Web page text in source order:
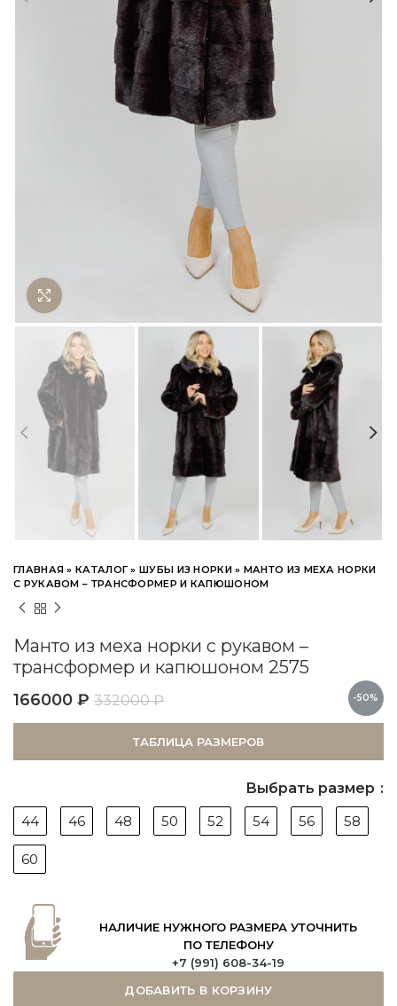
Нажмите чтобы увеличить
ГЛАВНАЯ »КАТАЛОГ »ШУБЫ ИЗ НОРКИ» МАНТО ИЗ МЕХА НОРКИ
С РУКАВОМ – ТРАНСФОРМЕР И КАПЮШОНОМ
Манто из меха норки с рукавом –
трансформер и капюшоном 2575
166000 ₽ 332000₽ -50%
ТАБЛИЦА РАЗМЕРОВ
Выбрать размер
44
46 48 50 52 54 56 58
60
НАЛИЧИЕ НУЖНОГО РАЗМЕРА УТОЧНИТЬ
ПО ТЕЛЕФОНУ
+7 (991) 608-34-19
ДОБАВИТЬ В КОРЗИНУ